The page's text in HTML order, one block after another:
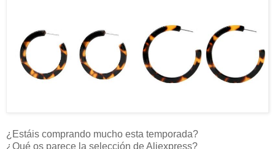
¿Estáis comprando mucho esta temporada?
¿Qué os parece la selección de Aliexpress?